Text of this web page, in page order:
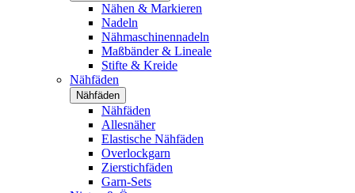
Nähen & Markieren
Nadeln
Nähmaschinennadeln
Maßbänder & Lineale
Stifte & Kreide
Nähfäden
Nähfäden
Nähfäden
Allesnäher
Elastische Nähfäden
Overlockgarn
Zierstichfäden
Garn-Sets